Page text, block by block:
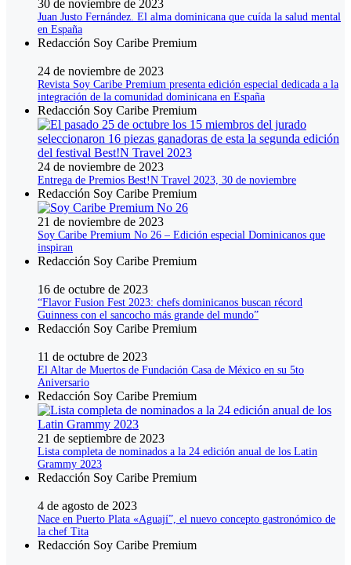
30 de noviembre de 2023
Juan Justo Fernández. El alma dominicana que cuída la salud mental
en España
Redacción Soy Caribe Premium
24 de noviembre de 2023
Revista Soy Caribe Premium presenta edición especial dedicada a la
integración de la comunidad dominicana en España
Redacción Soy Caribe Premium
24 de noviembre de 2023
Entrega de Premios Best!N Travel 2023, 30 de noviembre
Redacción Soy Caribe Premium
21 de noviembre de 2023
Soy Caribe Premium No 26 – Edición especial Dominicanos que
inspiran
Redacción Soy Caribe Premium
16 de octubre de 2023
“Flavor Fusion Fest 2023: chefs dominicanos buscan récord
Guinness con el sancocho más grande del mundo”
Redacción Soy Caribe Premium
11 de octubre de 2023
El Altar de Muertos de Fundación Casa de México en su 5to
Aniversario
Redacción Soy Caribe Premium
21 de septiembre de 2023
Lista completa de nominados a la 24 edición anual de los Latin
Grammy 2023
Redacción Soy Caribe Premium
4 de agosto de 2023
Nace en Puerto Plata «Aguají”, el nuevo concepto gastronómico de
la chef Tita
Redacción Soy Caribe Premium